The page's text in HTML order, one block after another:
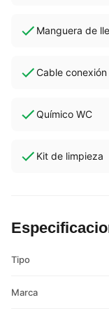
Manguera de
Cable
Químico WC
Kit de limpieza
Tipo
Marca